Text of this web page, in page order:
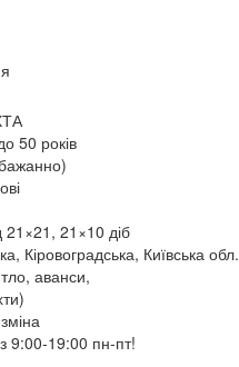
50 років
21×21, 21×10 діб
Кіровоградська, Київська обл.
аванси,
9:00-19:00 пн-пт!